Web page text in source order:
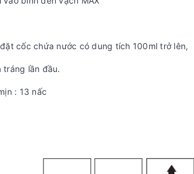
cốc chứa nước có dung tích 100ml trở lên,
tráng lần đầu.
: 13 nấc